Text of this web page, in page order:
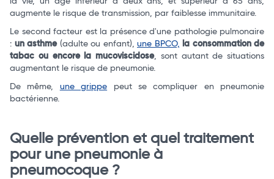
augmente le risque de transmission, par faiblesse immunitaire.
Le second facteur est la présence d'une pathologie pulmonaire
: un asthme(adulte ou enfant), une BPCO, la consommation de
tabac ou encore la mucoviscidose, sont autant de situations
augmentant le risque de pneumonie.
De même, une grippe peut se compliquer en pneumonie
bactérienne.
Quelle prévention et quel traitement
pour une pneumonie à
pneumocoque ?